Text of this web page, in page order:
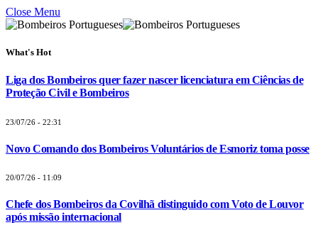
Close Menu
What's Hot
Liga dos Bombeiros quer fazer nascer licenciatura em Ciências de
Proteção Civil e Bombeiros
23/07/26 - 22:31
Novo Comando dos Bombeiros Voluntários de Esmoriz toma posse
20/07/26 - 11:09
Chefe dos Bombeiros da Covilhã distinguido com Voto de Louvor
após missão internacional